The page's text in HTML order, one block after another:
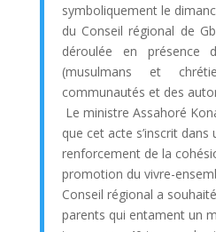
symboliquement le
du Conseil régional de
déroulée en présence
(musulmans et
communautés et des
Le ministre Assahoré
que cet acte s’inscrit dans
renforcement de la
promotion du vivre-
Conseil régional a
parents qui entament un